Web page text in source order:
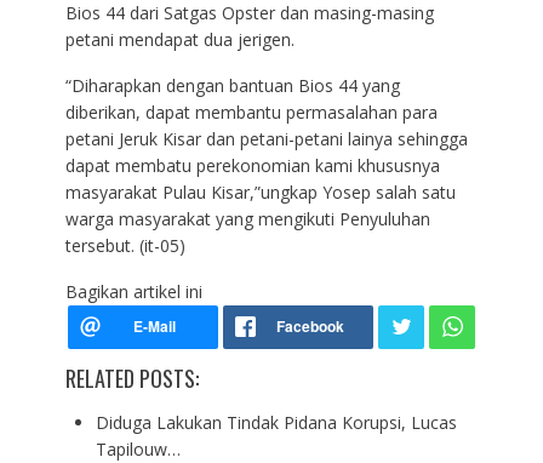
Bios 44 dari Satgas Opster dan masing-masing
petani mendapat dua jerigen.
“Diharapkan dengan bantuan Bios 44 yang
diberikan, dapat membantu permasalahan para
petani Jeruk Kisar dan petani-petani lainya sehingga
dapat membatu perekonomian kami khususnya
masyarakat Pulau Kisar,”ungkap Yosep salah satu
warga masyarakat yang mengikuti Penyuluhan
tersebut. (it-05)
Bagikan artikel ini
RELATED POSTS:
Diduga Lakukan Tindak Pidana Korupsi, Lucas
Tapilouw…